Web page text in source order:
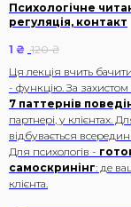
Психологічне
регуляція, контакт
1 ₴ 120 ₴
Ця лекція вчить
- функцію. За
7 паттернів
партнері, у клієнтах.
відбувається
Для психологів -
самоскринінг: де
клієнта.